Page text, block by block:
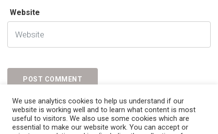
Website
We use analytics cookies to help us understand if our
website is working well and to learn what content is most
useful to visitors. We also use some cookies which are
essential to make our website work. You can accept or